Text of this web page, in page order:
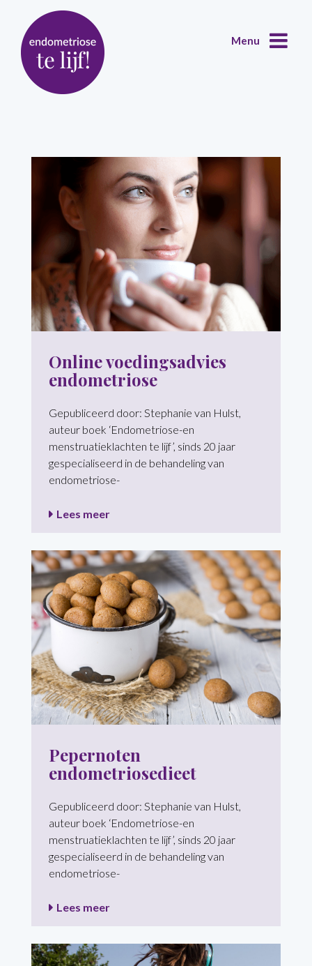
Online voedingsadvies
endometriose
Gepubliceerd door: Stephanie van Hulst,
auteur boek ‘Endometriose-en
menstruatieklachten te lijf’, sinds 20 jaar
gespecialiseerd in de behandeling van
endometriose-
Lees meer
Pepernoten
endometriosedieet
Gepubliceerd door: Stephanie van Hulst,
auteur boek ‘Endometriose-en
menstruatieklachten te lijf’, sinds 20 jaar
gespecialiseerd in de behandeling van
endometriose-
Lees meer